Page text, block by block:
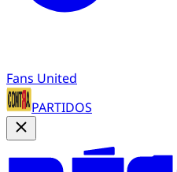
Fans United
PARTIDOS